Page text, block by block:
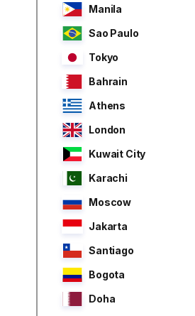
Manila
Sao Paulo
Tokyo
Bahrain
Athens
London
Kuwait City
Karachi
Moscow
Jakarta
Santiago
Bogota
Doha